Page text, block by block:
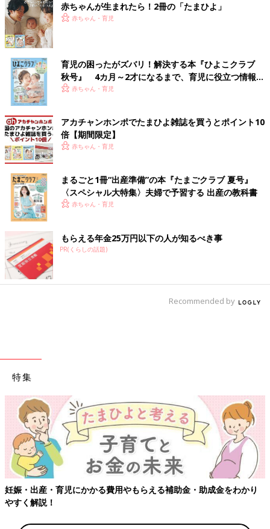
赤ちゃんが生まれたら！2冊の「たまひよ」
赤ちゃん・育児
育児の困ったがズバリ！解決する本『ひよこクラブ
秋号』 4カ月～2才になるまで、育児に役立つ情報が
いっぱい！
赤ちゃん・育児
アカチャンホンポでたまひよ雑誌を買うとポイント10
倍【期間限定】
赤ちゃん・育児
まるごと1冊“出産準備”の本『たまごクラブ 夏号』
〈スペシャル大特集〉夫婦で予習する 出産の教科書
赤ちゃん・育児
もらえる年金25万円以下の人が知るべき事
PR(くらしの話題)
Recommended by
特集
妊娠・出産・育児にかかる費用やもらえる補助金・助成金をわかり
やすく解説！